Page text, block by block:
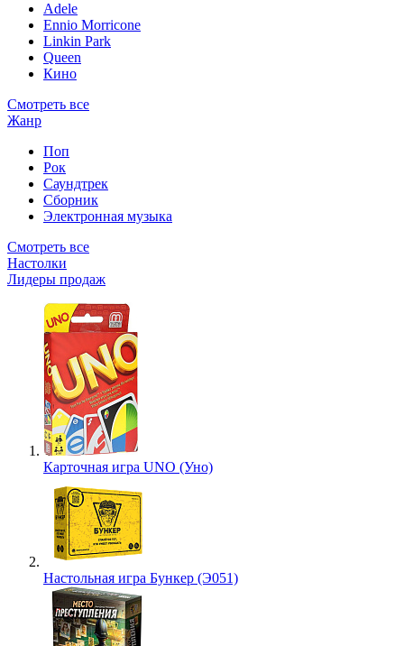
Adele
Ennio Morricone
Linkin Park
Queen
Кино
Смотреть все
Жанр
Поп
Рок
Саундтрек
Сборник
Электронная музыка
Смотреть все
Настолки
Лидеры продаж
Карточная игра UNO (Уно)
Настольная игра Бункер (Э051)